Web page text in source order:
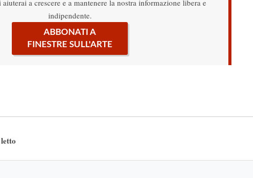
a crescere e a mantenere la nostra informazione libera e
indipendente.
ABBONATI A
FINESTRE SULL'ARTE